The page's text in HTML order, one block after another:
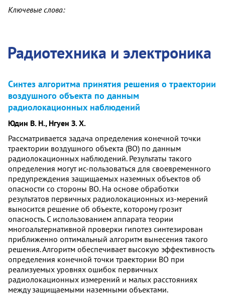
Ключевые слова:
Радиотехника и электроника
Синтез алгоритма принятия решения о траектории
воздушного объекта по данным
радиолокационных наблюдений
Юдин В. Н., Нгуен З. Х.
Рассматривается задача определения конечной точки
траектории воздушного объекта (ВО) по данным
радиолокационных наблюдений. Результаты такого
определения могут ис-пользоваться для своевременного
предупреждения защищаемых наземных объектов об
опасности со стороны ВО. На основе обработки
результатов первичных радиолокационных из-мерений
выносится решение об объекте, которому грозит
опасность. С использованием аппарата теории
многоальтернативной проверки гипотез синтезирован
приближенно оптимальный алгоритм вынесения такого
решения. Алгоритм обеспечивает высокую эффективность
определения конечной точки траектории ВО при
реализуемых уровнях ошибок первичных
радиолокационных измерений и малых расстояниях
между защищаемыми наземными объектами.